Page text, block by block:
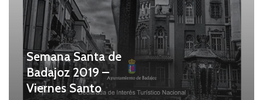
Semana Santa de
Badajoz 2019 –
Viernes Santo